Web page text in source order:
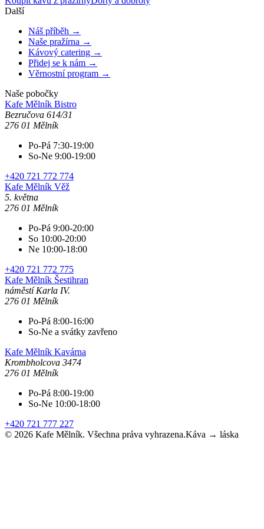
Další
Náš příběh →
Naše pražírna →
Kávový catering →
Přidej se k nám →
Věrnostní program →
Naše pobočky
Kafe Mělník Bistro
Bezručova 614/31
276 01 Mělník
Po-Pá 7:30-19:00
So-Ne 9:00-19:00
+420 721 772 774
Kafe Mělník Věž
5. května
276 01 Mělník
Po-Pá 9:00-20:00
So 10:00-20:00
Ne 10:00-18:00
+420 721 772 775
Kafe Mělník Šestihran
náměstí Karla IV.
276 01 Mělník
Po-Pá 8:00-16:00
So-Ne a svátky zavřeno
Kafe Mělník Kavárna
Krombholcova 3474
276 01 Mělník
Po-Pá 8:00-19:00
So-Ne 10:00-18:00
+420 721 777 227
© 2026 Kafe Mělník. Všechna práva vyhrazena.Káva → láska